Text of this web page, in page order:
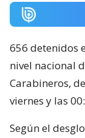
656 detenidos
nivel nacional
Carabineros,
viernes y las
Según el